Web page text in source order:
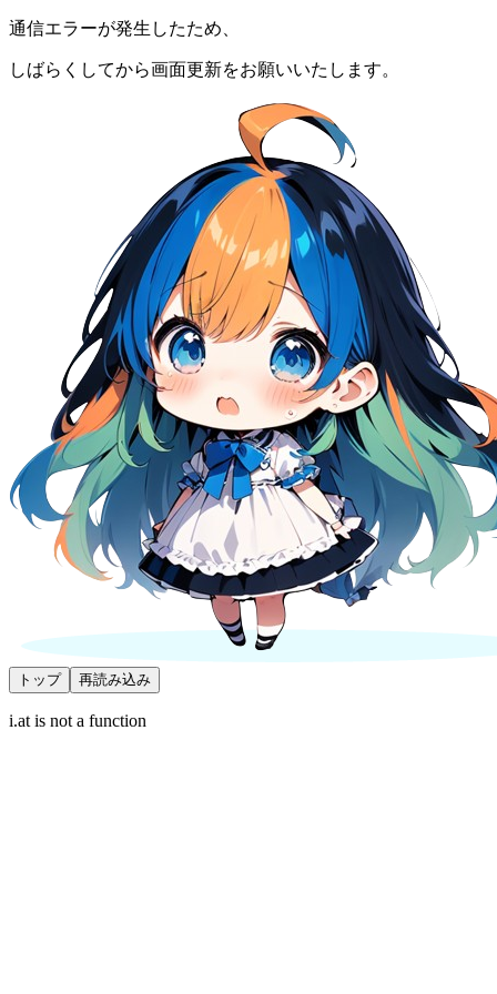
通信エラーが発生したため、
しばらくしてから画面更新をお願いいたします。
トップ 再読み込み
i.at is not a function